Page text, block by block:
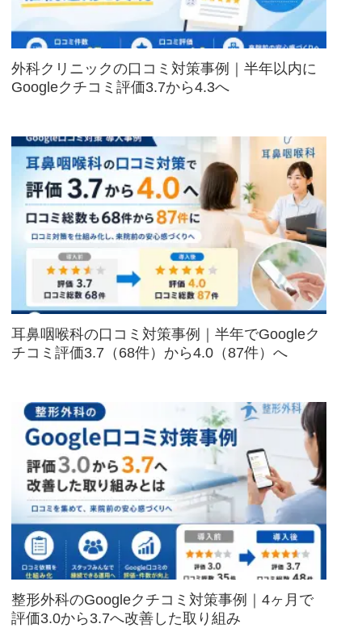
外科クリニックの口コミ対策事例｜半年以内に
Googleクチコミ評価3.7から4.3へ
耳鼻咽喉科の口コミ対策事例｜半年でGoogleク
チコミ評価3.7（68件）から4.0（87件）へ
整形外科のGoogleクチコミ対策事例｜4ヶ月で
評価3.0から3.7へ改善した取り組み